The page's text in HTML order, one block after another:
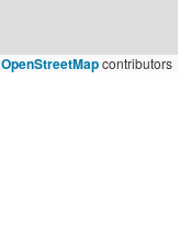
OpenStreetMapcontributors